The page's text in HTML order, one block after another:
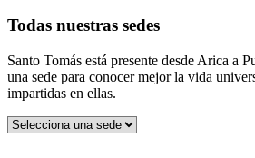
Todas nuestras sedes
Santo Tomás está presente desde Arica a
una sede para conocer mejor la vida
impartidas en ellas.
Selecciona una sede